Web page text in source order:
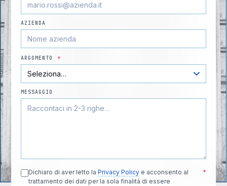
AZIENDA
ARGOMENTO *
MESSAGGIO
Dichiaro di aver letto la Privacy Policy e acconsento al
trattamento dei dati per la sola finalità di essere
*